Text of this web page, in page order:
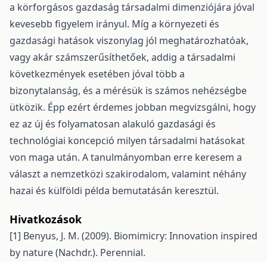
a körforgásos gazdaság társadalmi dimenziójára jóval
kevesebb figyelem irányul. Míg a környezeti és
gazdasági hatások viszonylag jól meghatározhatóak,
vagy akár számszerűsíthetőek, addig a társadalmi
következmények esetében jóval több a
bizonytalanság, és a mérésük is számos nehézségbe
ütközik. Épp ezért érdemes jobban megvizsgálni, hogy
ez az új és folyamatosan alakuló gazdasági és
technológiai koncepció milyen társadalmi hatásokat
von maga után. A tanulmányomban erre keresem a
választ a nemzetközi szakirodalom, valamint néhány
hazai és külföldi példa bemutatásán keresztül.
Hivatkozások
[1] Benyus, J. M. (2009). Biomimicry: Innovation inspired
by nature (Nachdr.). Perennial.